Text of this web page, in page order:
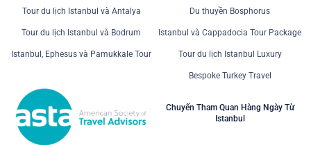
Tour du lịch Istanbul và Antalya
Tour du lịch Istanbul và Bodrum
Istanbul, Ephesus và Pamukkale Tour
Du thuyền Bosphorus
Istanbul và Cappadocia Tour Package
Tour du lịch Istanbul Luxury
Bespoke Turkey Travel
Chuyến Tham Quan Hàng Ngày Từ
Istanbul